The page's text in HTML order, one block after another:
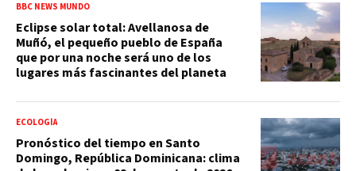
BBC NEWS MUNDO
Eclipse solar total: Avellanosa de
Muñó, el pequeño pueblo de España
que por una noche será uno de los
lugares más fascinantes del planeta
ECOLOGÍA
Pronóstico del tiempo en Santo
Domingo, República Dominicana: clima